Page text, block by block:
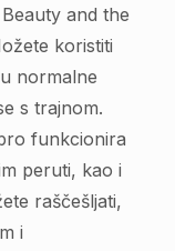
and the
koristiti
normalne
s trajnom.
funkcionira
peruti, kao i
raščešljati,
i